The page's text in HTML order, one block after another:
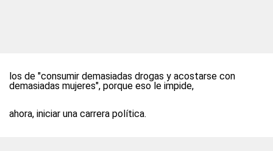
los de "consumir demasiadas drogas y acostarse con
demasiadas mujeres", porque eso le impide,
ahora, iniciar una carrera política.